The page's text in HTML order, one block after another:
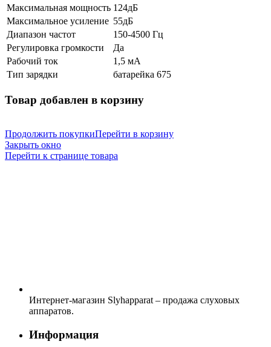
Максимальная мощность 124дБ
Максимальное усиление 55дБ
Диапазон частот
150-4500 Гц
Регулировка громкости
Да
Рабочий ток
1,5 мА
Тип зарядки
батарейка 675
Товар добавлен в корзину
Продолжить покупкиПерейти в корзину
Закрыть окно
Перейти к странице товара
Интернет-магазин Slyhapparat – продажа слуховых
аппаратов.
Информация